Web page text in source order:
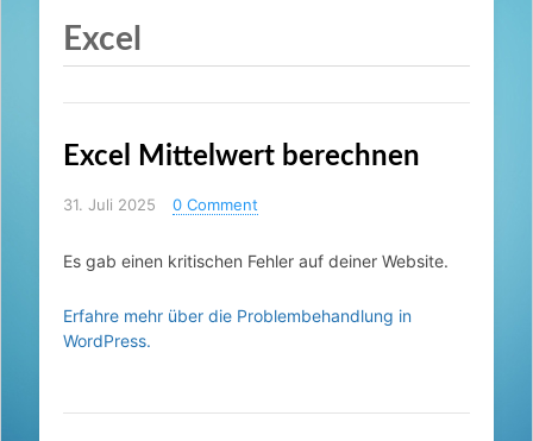
Excel
Excel Mittelwert berechnen
31. Juli 2025 0 Comment
Es gab einen kritischen Fehler auf deiner Website.
Erfahre mehr über die Problembehandlung in
WordPress.